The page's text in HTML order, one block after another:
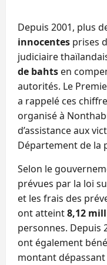
Depuis 2001, plus
innocentes prises
judiciaire
de bahts en
autorités. Le
a rappelé ces
organisé à
d’assistance aux
Département de la
Selon le
prévues par la loi
et les frais des
ont atteint8,12
personnes. Depuis
ont également
montant